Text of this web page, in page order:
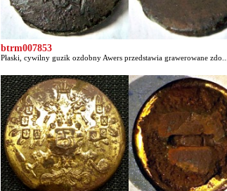
btrm007853
Płaski, cywilny guzik ozdobny Awers przedstawia grawerowane zdo...